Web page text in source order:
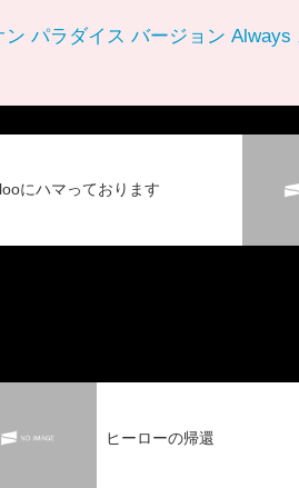
パラダイス バージョン Always
にハマっております
ヒーローの帰還